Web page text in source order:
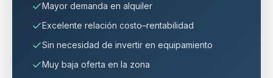
Mayor demanda en alquiler
Excelente relación costo–rentabilidad
Sin necesidad de invertir en equipamiento
Muy baja oferta en la zona